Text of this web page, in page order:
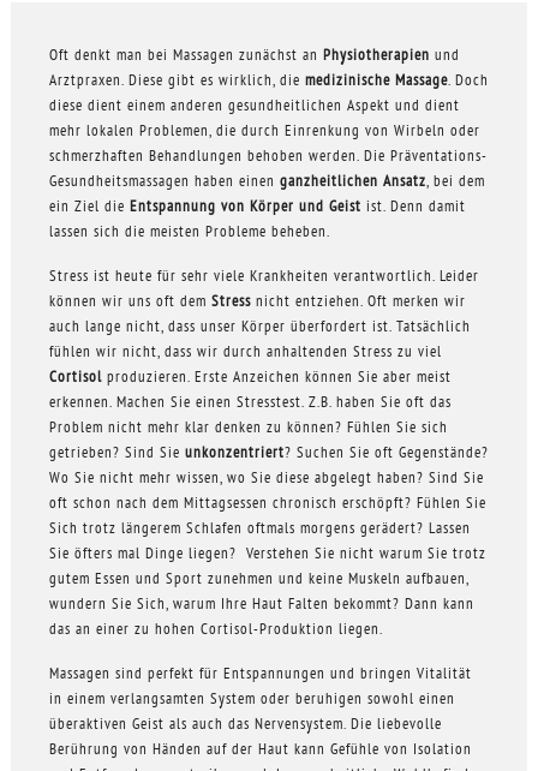
Oft denkt man bei Massagen zunächst an Physiotherapien und
Arztpraxen. Diese gibt es wirklich, die medizinische Massage. Doch
diese dient einem anderen gesundheitlichen Aspekt und dient
mehr lokalen Problemen, die durch Einrenkung von Wirbeln oder
schmerzhaften Behandlungen behoben werden. Die Präventations-
Gesundheitsmassagen haben einen ganzheitlichen Ansatz , bei dem
ein Ziel die Entspannung von Körper und Geist ist. Denn damit
lassen sich die meisten Probleme beheben.
Stress ist heute für sehr viele Krankheiten verantwortlich. Leider
können wir uns oft dem Stressnicht entziehen. Oft merken wir
auch lange nicht, dass unser Körper überfordert ist. Tatsächlich
fühlen wir nicht, dass wir durch anhaltenden Stress zu viel
Cortisolproduzieren. Erste Anzeichen können Sie aber meist
erkennen. Machen Sie einen Stresstest. Z.B. haben Sie oft das
Problem nicht mehr klar denken zu können? Fühlen Sie sich
getrieben? Sind Sie unkonzentriert? Suchen Sie oft Gegenstände?
Wo Sie nicht mehr wissen, wo Sie diese abgelegt haben? Sind Sie
oft schon nach dem Mittagsessen chronisch erschöpft? Fühlen Sie
Sich trotz längerem Schlafen oftmals morgens gerädert? Lassen
Sie öfters mal Dinge liegen? Verstehen Sie nicht warum Sie trotz
gutem Essen und Sport zunehmen und keine Muskeln aufbauen,
wundern Sie Sich, warum Ihre Haut Falten bekommt? Dann kann
das an einer zu hohen Cortisol-Produktion liegen.
Massagen sind perfekt für Entspannungen und bringen Vitalität
in einem verlangsamten System oder beruhigen sowohl einen
überaktiven Geist als auch das Nervensystem. Die liebevolle
Berührung von Händen auf der Haut kann Gefühle von Isolation